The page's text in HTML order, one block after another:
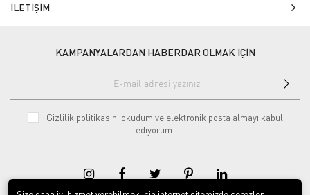
İLETİŞİM
KAMPANYALARDAN HABERDAR OLMAK İÇİN
Gizlilik politikasını okudum ve elektronik posta almayı kabul
ediyorum.